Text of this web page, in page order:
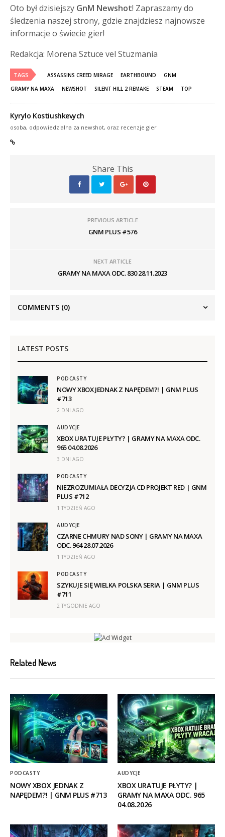
Oto był dzisiejszy GnM Newshot! Zapraszamy do
śledzenia naszej strony, gdzie znajdziesz najnowsze
informacje o świecie gier!
Redakcja: Morena Sztuce vel Stuzmania
TAGS ASSASSINS CREED MIRAGE EARTHBOUND
GNM
GRAMY NA MAXA
NEWSHOT SILENT HILL 2 REMAKE STEAM TOP
Kyrylo Kostiushkevych
osoba, odpowiedzialna za newshot, oraz recenzje gier
Share This
PREVIOUS ARTICLE
GNM PLUS #576
NEXT ARTICLE
GRAMY NA MAXA ODC. 830 28.11.2023
COMMENTS (0)
LATEST POSTS
PODCASTY
NOWY XBOX JEDNAK Z NAPĘDEM?! | GNM PLUS
#713
2 DNI AGO
AUDYCJE
XBOX URATUJE PŁYTY? | GRAMY NA MAXA ODC.
965 04.08.2026
3 DNI AGO
PODCASTY
NIEZROZUMIAŁA DECYZJA CD PROJEKT RED | GNM
PLUS #712
1 TYDZIEŃ AGO
AUDYCJE
CZARNE CHMURY NAD SONY | GRAMY NA MAXA
ODC. 964 28.07.2026
1 TYDZIEŃ AGO
PODCASTY
SZYKUJE SIĘ WIELKA POLSKA SERIA | GNM PLUS
#711
2 TYGODNIE AGO
Related News
PODCASTY
NOWY XBOX JEDNAK Z
NAPĘDEM?! | GNM PLUS #713
AUDYCJE
XBOX URATUJE PŁYTY? |
GRAMY NA MAXA ODC. 965
04.08.2026